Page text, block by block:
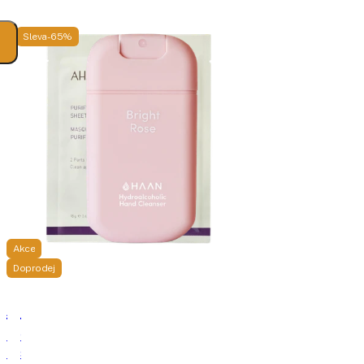
Sleva -65%
Akce
Doprodej
Ahava
Mudsprej